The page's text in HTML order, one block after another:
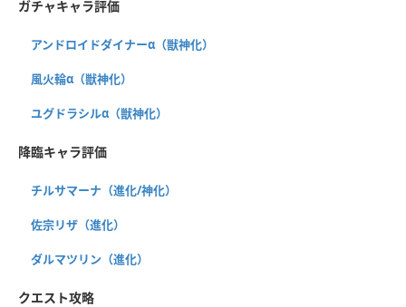
ガチャキャラ評価
アンドロイドダイナーα（獣神化）
風火輪α（獣神化）
ユグドラシルα（獣神化）
降臨キャラ評価
チルサマーナ（進化/神化）
佐宗リザ（進化）
ダルマツリン（進化）
クエスト攻略